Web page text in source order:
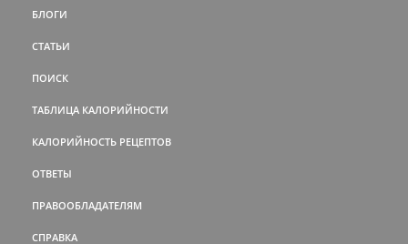
БЛОГИ
СТАТЬИ
ПОИСК
ТАБЛИЦА КАЛОРИЙНОСТИ
КАЛОРИЙНОСТЬ РЕЦЕПТОВ
ОТВЕТЫ
ПРАВООБЛАДАТЕЛЯМ
СПРАВКА